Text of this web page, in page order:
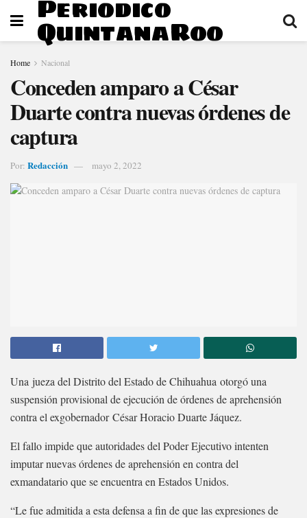
Periodico
QuintanaRoo
Home Nacional
Conceden amparo a César
Duarte contra nuevas órdenes de
captura
Por: Redacción mayo 2, 2022
Una jueza del Distrito del Estado de Chihuahua otorgó una
suspensión provisional de ejecución de órdenes de aprehensión
contra el exgobernador César Horacio Duarte Jáquez.
El fallo impide que autoridades del Poder Ejecutivo intenten
imputar nuevas órdenes de aprehensión en contra del
exmandatario que se encuentra en Estados Unidos.
“Le fue admitida a esta defensa a fin de que las expresiones de